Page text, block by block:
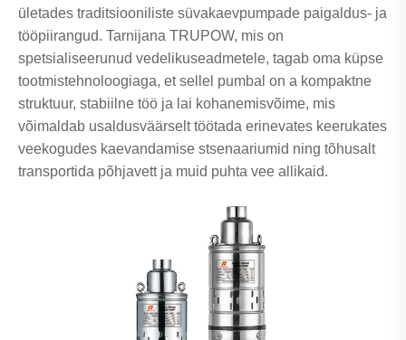
ületades traditsiooniliste süvakaevpumpade paigaldus- ja
tööpiirangud. Tarnijana TRUPOW, mis on
spetsialiseerunud vedelikuseadmetele, tagab oma küpse
tootmistehnoloogiaga, et sellel pumbal on a kompaktne
struktuur, stabiilne töö ja lai kohanemisvõime, mis
võimaldab usaldusväärselt töötada erinevates keerukates
veekogudes kaevandamise stsenaariumid ning tõhusalt
transportida põhjavett ja muid puhta vee allikaid.